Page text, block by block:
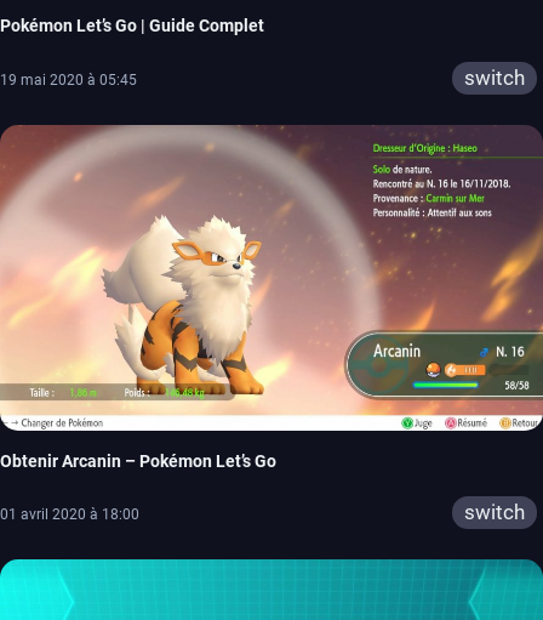
Pokémon Let’s Go | Guide Complet
19 mai 2020 à 05:45 switch
Obtenir Arcanin – Pokémon Let’s Go
01 avril 2020 à 18:00 switch